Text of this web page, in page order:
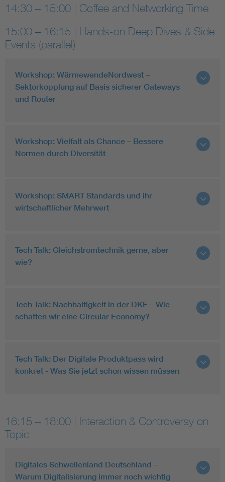
14:30 – 15:00 | Coffee and Networking Time
15:00 – 16:15 | Hands-on Deep Dives & Side
Events (parallel)
Workshop: WärmewendeNordwest –
Sektorkopplung auf Basis sicherer Gateways
und Router
Workshop: Vielfalt als Chance – Bessere
Normen durch Diversität
Workshop: SMART Standards und ihr
wirtschaftlicher Mehrwert
Tech Talk: Gleichstromtechnik gerne, aber
wie?
Tech Talk: Nachhaltigkeit in der DKE – Wie
schaffen wir eine Circular Economy?
Tech Talk: Der Digitale Produktpass wird
konkret - Was Sie jetzt schon wissen müssen
16:15 – 18:00 | Interaction & Controversy on
Topic
Digitales Schwellenland Deutschland –
Warum Digitalisierung immer noch wichtig